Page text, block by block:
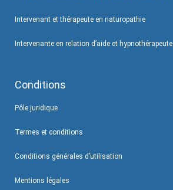
Intervenant et thérapeute en naturopathie
Intervenante en relation d’aide et hypnothérapeute
Conditions
Pôle juridique
Termes et conditions
Conditions générales d’utilisation
Mentions légales